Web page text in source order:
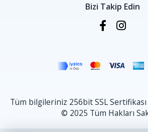
Bizi Takip Edin
Tüm bilgileriniz 256bit SSL
© 2025 Tüm Hakları